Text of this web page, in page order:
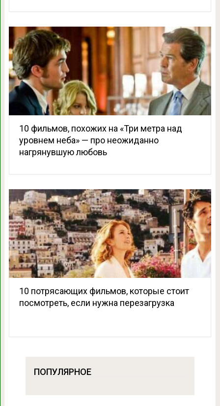
10 фильмов, похожих на «Три метра над
уровнем неба» — про неожиданно
нагрянувшую любовь
10 потрясающих фильмов, которые стоит
посмотреть, если нужна перезагрузка
ПОПУЛЯРНОЕ